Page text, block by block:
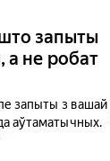
запыты
а не робат
запыты з вашай
аўтаматычных.